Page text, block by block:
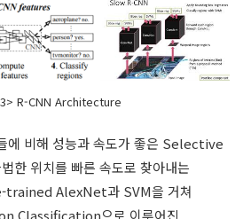
R-CNN Architecture
에 비해 성능과 속도가 좋은 Selective
한 위치를 빠른 속도로 찾아내는
AlexNet과 SVM을 거쳐
Classification으로 이루어진